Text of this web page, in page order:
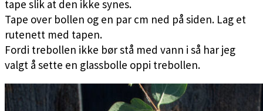
tape slik at den ikke synes.
Tape over bollen og en par cm ned på siden. Lag et
rutenett med tapen.
Fordi trebollen ikke bør stå med vann i så har jeg
valgt å sette en glassbolle oppi trebollen.